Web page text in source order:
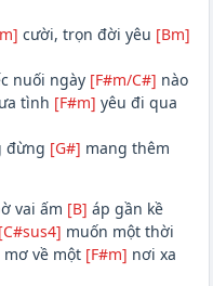
cười, trọn đời yêu [Bm]
nuối ngày [F#m/C#] nào
tình [F#m] yêu đi qua
đừng [G#] mang thêm
vai ấm [B] áp gần kề
[C#sus4] muốn một thời
về một [F#m] nơi xa